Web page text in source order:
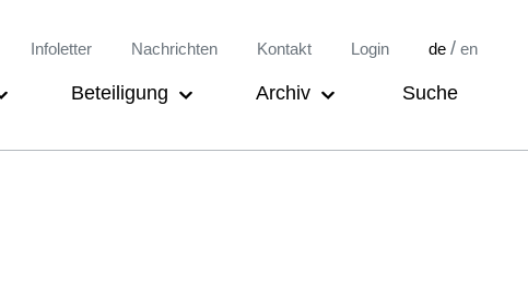
Beteiligung Archiv Suche
de / en
Infoletter Nachrichten Kontakt Login